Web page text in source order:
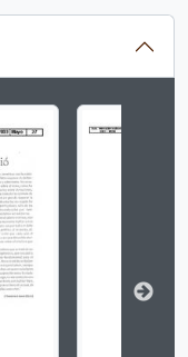
this carousel will